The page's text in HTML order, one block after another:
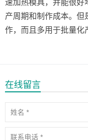
速加热模具，并能很好
产周期和制作成本。但
作，而且多用于批量化
在线留言